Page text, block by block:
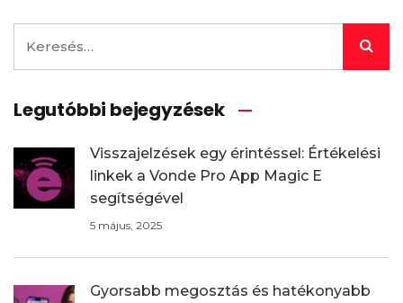
Legutóbbi bejegyzések
Visszajelzések egy érintéssel: Értékelési
linkek a Vonde Pro App Magic E
segítségével
5 május, 2025
Gyorsabb megosztás és hatékonyabb